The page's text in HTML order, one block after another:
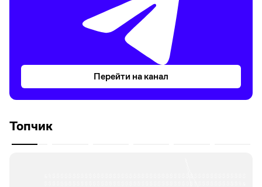
Перейти на канал
Топчик